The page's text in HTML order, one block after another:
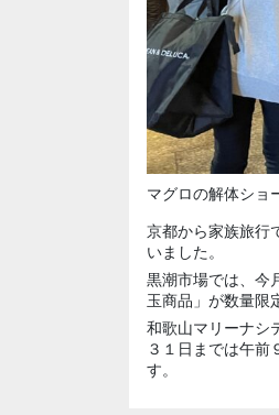
マグロの解体ショ
京都から家族旅行
いました。
黒潮市場では、今
玉商品」が数量限
和歌山マリーナシ
３１日までは午前
す。